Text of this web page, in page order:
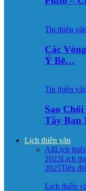
Tin thiên văn
Các
Ý Bề…
Tin thiên văn
Sao
Tây Ban
Lịch thiên văn
AllLịch
2023Lịch
2025Tiêu
Lịch thiên